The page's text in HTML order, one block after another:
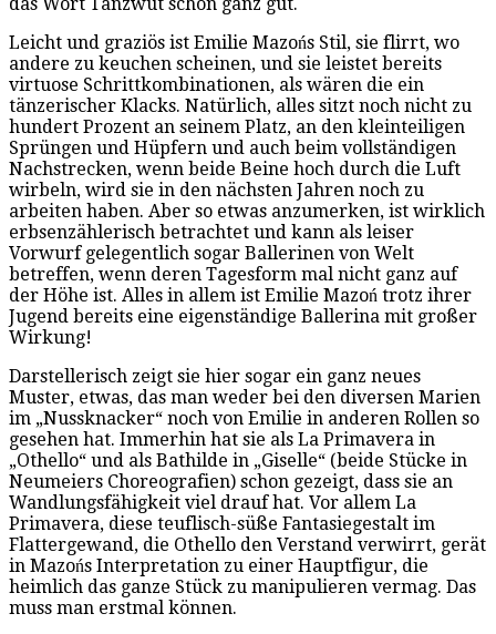
Leicht und graziös ist Emilie Mazońs Stil, sie flirrt, wo
andere zu keuchen scheinen, und sie leistet bereits
virtuose Schrittkombinationen, als wären die ein
tänzerischer Klacks. Natürlich, alles sitzt noch nicht zu
hundert Prozent an seinem Platz, an den kleinteiligen
Sprüngen und Hüpfern und auch beim vollständigen
Nachstrecken, wenn beide Beine hoch durch die Luft
wirbeln, wird sie in den nächsten Jahren noch zu
arbeiten haben. Aber so etwas anzumerken, ist wirklich
erbsenzählerisch betrachtet und kann als leiser
Vorwurf gelegentlich sogar Ballerinen von Welt
betreffen, wenn deren Tagesform mal nicht ganz auf
der Höhe ist. Alles in allem ist Emilie Mazoń trotz ihrer
Jugend bereits eine eigenständige Ballerina mit großer
Wirkung!
Darstellerisch zeigt sie hier sogar ein ganz neues
Muster, etwas, das man weder bei den diversen Marien
im „Nussknacker“ noch von Emilie in anderen Rollen so
gesehen hat. Immerhin hat sie als La Primavera in
„Othello“ und als Bathilde in „Giselle“ (beide Stücke in
Neumeiers Choreografien) schon gezeigt, dass sie an
Wandlungsfähigkeit viel drauf hat. Vor allem La
Primavera, diese teuflisch-süße Fantasiegestalt im
Flattergewand, die Othello den Verstand verwirrt, gerät
in Mazońs Interpretation zu einer Hauptfigur, die
heimlich das ganze Stück zu manipulieren vermag. Das
muss man erstmal können.